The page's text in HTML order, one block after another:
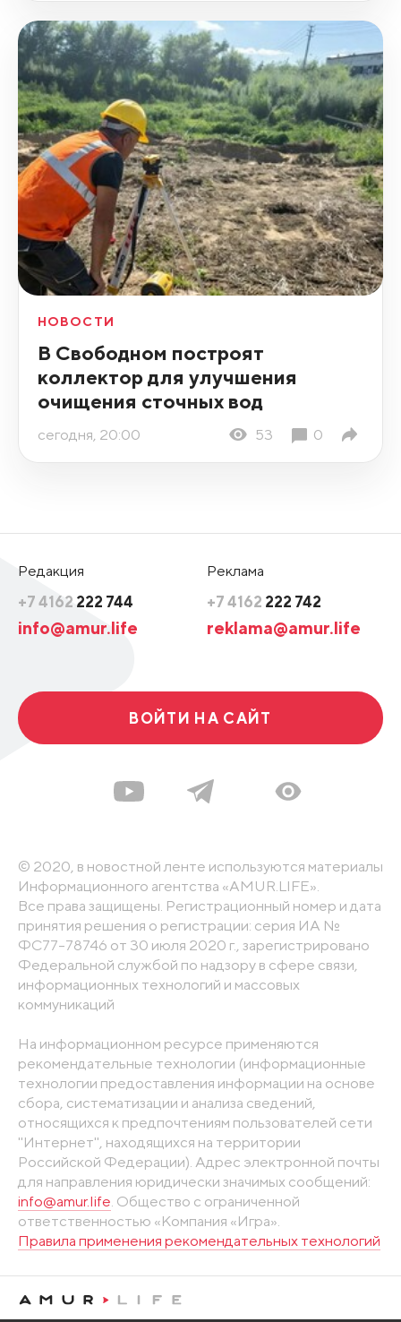
НОВОСТИ
В Свободном построят
коллектор для улучшения
очищения сточных вод
сегодня, 20:00 53 0
Редакция
+7 4162 222 744
info@amur.life
Реклама
+7 4162 222 742
reklama@amur.life
ВОЙТИ НА САЙТ
© 2020, в новостной ленте используются материалы
Информационного агентства «AMUR.LIFE».
Все права защищены. Регистрационный номер и дата
принятия решения о регистрации: серия ИА №
ФС77-78746 от 30 июля 2020 г., зарегистрировано
Федеральной службой по надзору в сфере связи,
информационных технологий и массовых
коммуникаций
На информационном ресурсе применяются
рекомендательные технологии (информационные
технологии предоставления информации на основе
сбора, систематизации и анализа сведений,
относящихся к предпочтениям пользователей сети
"Интернет", находящихся на территории
Российской Федерации). Адрес электронной почты
для направления юридически значимых сообщений:
info@amur.life . Общество с ограниченной
ответственностью «Компания «Игра».
Правила применения рекомендательных технологий